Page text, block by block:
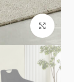
קליק לזום